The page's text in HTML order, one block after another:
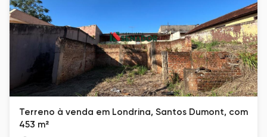
Terreno à venda em Londrina, Santos Dumont, com
453 m²